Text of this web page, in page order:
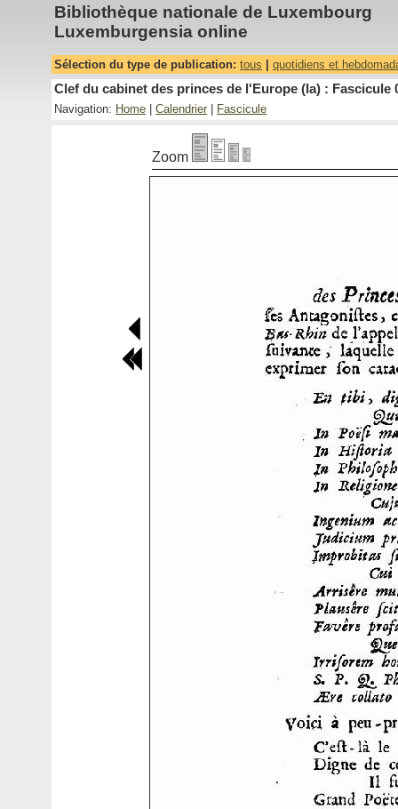
Bibliothèque nationale de Luxembourg
Luxemburgensia online
Sélection du type de publication: tous quotidiens et
Clef du cabinet des princes de l'Europe (la) : Fascicule
Navigation: Home Calendrier Fascicule
Zoom